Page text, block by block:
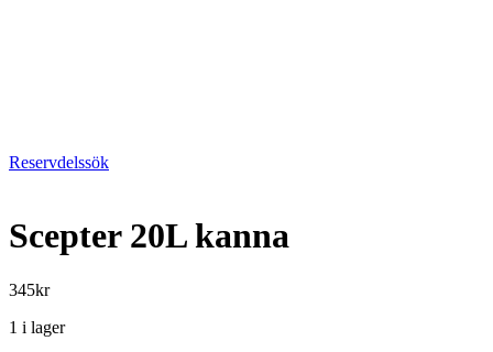
Reservdelssök
Scepter 20L kanna
345kr
1 i lager